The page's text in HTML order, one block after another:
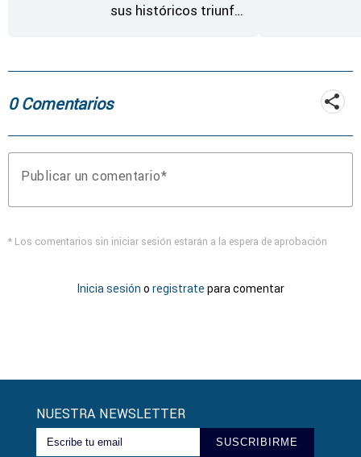
sus históricos triunfos
0 Comentarios
Publicar un comentario
* Los comentarios sin iniciar sesión estarán a la espera de aprobación
Inicia sesión o registrate para comentar
NUESTRA NEWSLETTER
SUSCRIBIRME